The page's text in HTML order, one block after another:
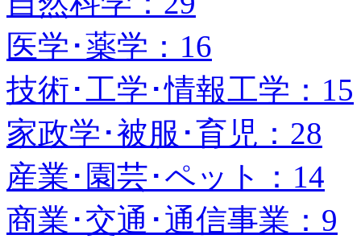
医学･薬学：16
技術･工学･情報工学：15
家政学･被服･育児：28
産業･園芸･ペット：14
商業･交通･通信事業：9